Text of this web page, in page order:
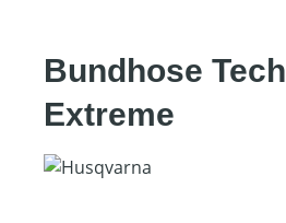
Bundhose
Extreme